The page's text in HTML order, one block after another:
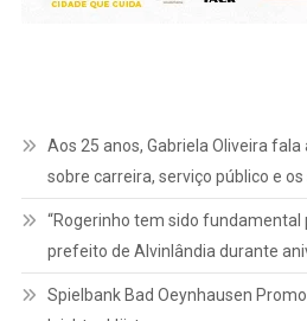
Aos 25 anos, Gabriela Oliveira
sobre carreira, serviço público e
“Rogerinho tem sido fundamental
prefeito de Alvinlândia durante
Spielbank Bad Oeynhausen